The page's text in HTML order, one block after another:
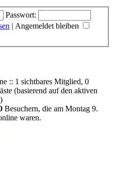
Passwort:
| Angemeldet bleiben
:: 1 sichtbares Mitglied, 0
(basierend auf den aktiven
Besuchern, die am Montag 9.
waren.